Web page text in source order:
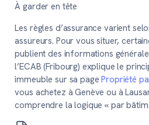
À garder en tête
Les règles d’assurance varient
assureurs. Pour vous situer,
publient des informations
l’ECAB (Fribourg) explique le
immeuble sur sa pagePropriété
vous achetez à Genève ou à
comprendre la logique « par